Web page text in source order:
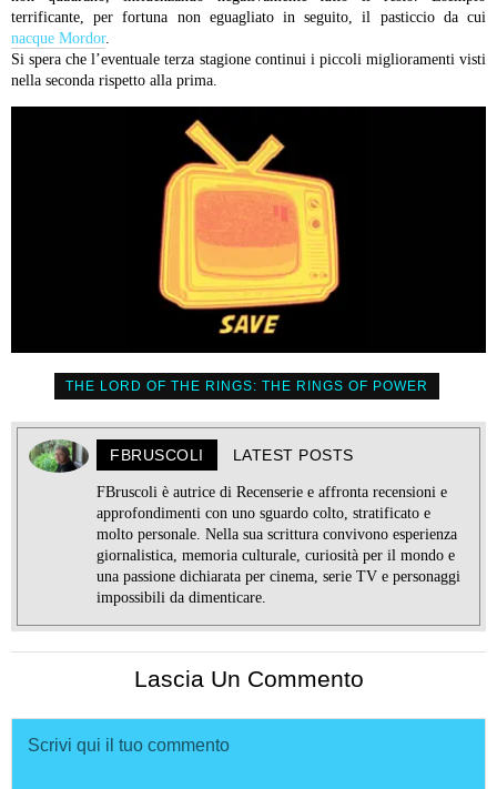
terrificante, per fortuna non eguagliato in seguito, il pasticcio da cui
nacque Mordor.
Si spera che l’eventuale terza stagione continui i piccoli miglioramenti visti
nella seconda rispetto alla prima.
THE LORD OF THE RINGS: THE RINGS OF POWER
FBRUSCOLI LATEST POSTS
FBruscoli è autrice di Recenserie e affronta recensioni e
approfondimenti con uno sguardo colto, stratificato e
molto personale. Nella sua scrittura convivono esperienza
giornalistica, memoria culturale, curiosità per il mondo e
una passione dichiarata per cinema, serie TV e personaggi
impossibili da dimenticare.
Lascia Un Commento